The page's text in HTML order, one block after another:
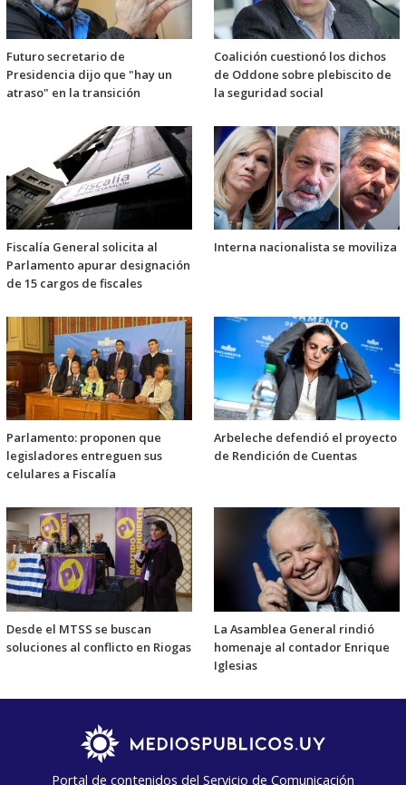
Futuro secretario de
Presidencia dijo que "hay un
atraso" en la transición
Coalición cuestionó los dichos
de Oddone sobre plebiscito de
la seguridad social
Fiscalía General solicita al
Parlamento apurar designación
de 15 cargos de fiscales
Interna nacionalista se moviliza
Parlamento: proponen que
legisladores entreguen sus
celulares a Fiscalía
Arbeleche defendió el proyecto
de Rendición de Cuentas
Desde el MTSS se buscan
soluciones al conflicto en Riogas
La Asamblea General rindió
homenaje al contador Enrique
Iglesias
Portal de contenidos del Servicio de Comunicación